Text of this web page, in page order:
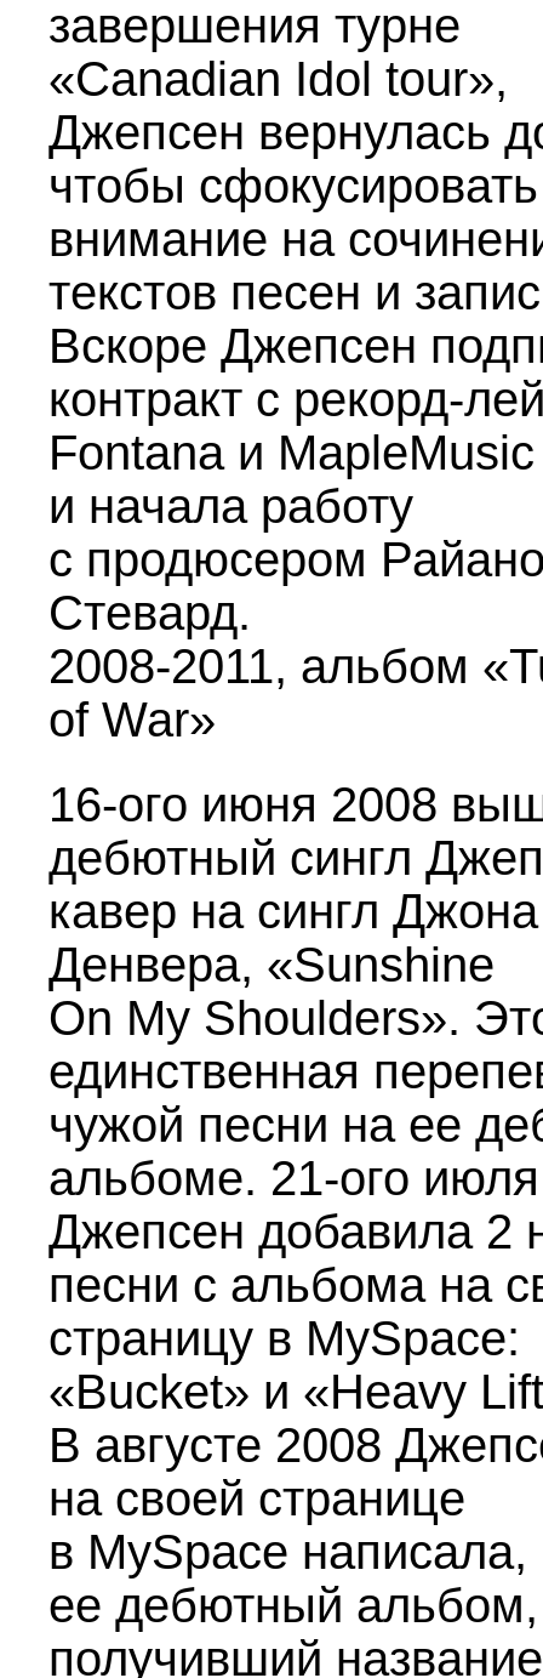
завершения турне
«Canadian Idol tour»,
Джепсен вернулась
чтобы
внимание на
текстов песен и
Вскоре Джепсен
контракт с рекорд-
Fontana и MapleMusic
и начала работу
с продюсером
Стевард.
2008-2011, альбом
of War»
16-ого июня 2008
дебютный сингл
кавер на сингл Джона
Денвера, «Sunshine
On My Shoulders».
единственная
чужой песни на ее
альбоме. 21-ого
Джепсен добавила 2
песни с альбома на
страницу в MySpace:
«Bucket» и «Heavy
В августе 2008
на своей странице
в MySpace написала,
ее дебютный альбом,
получивший